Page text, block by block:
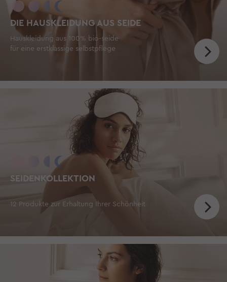
DIE HAUSKLEIDUNG AUS SEIDE
Hauskleidung aus 100% bio-seide
für eine erstklassige selbstpflege
SEIDENKOLLEKTION
12 Produkte zur Erhaltung Ihrer Schönheit